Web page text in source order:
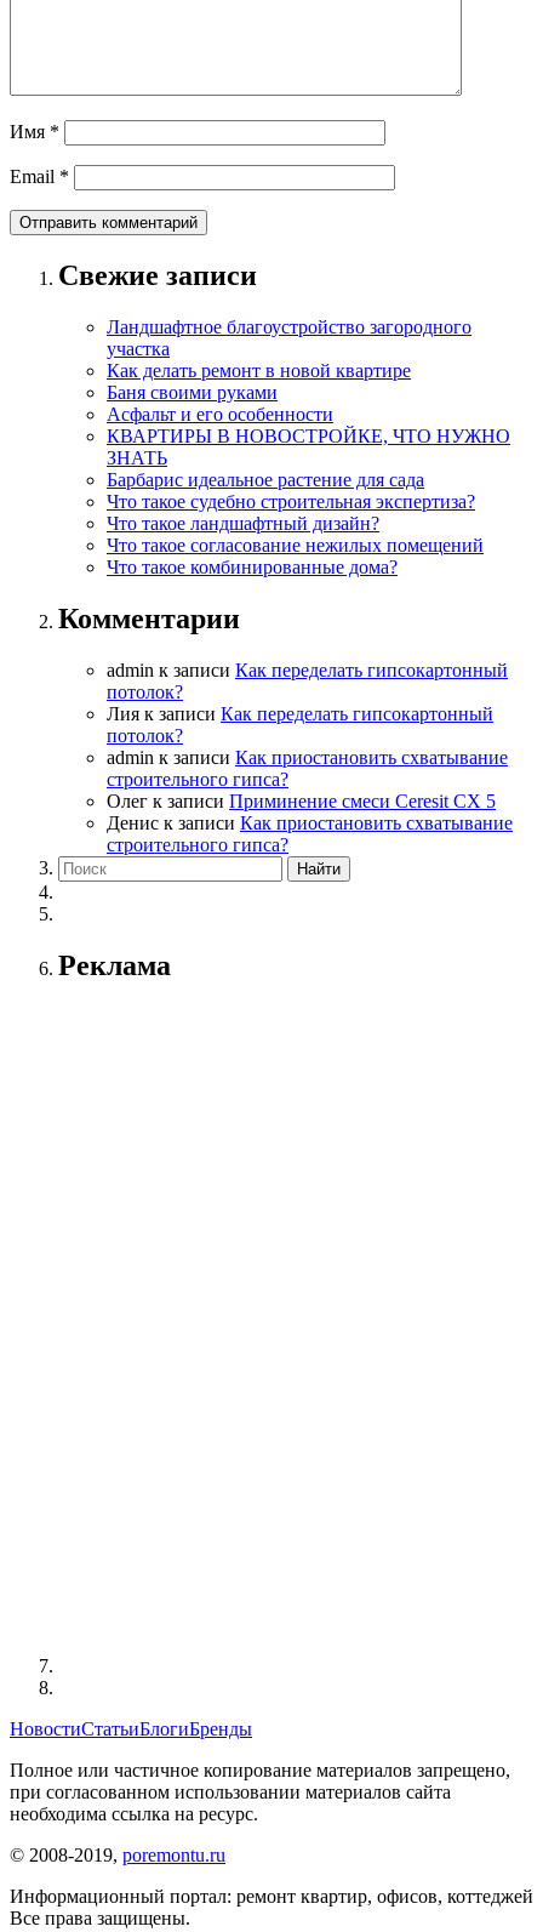
Имя *
Email *
Свежие записи
Ландшафтное благоустройство загородного
участка
Как делать ремонт в новой квартире
Баня своими руками
Асфальт и его особенности
КВАРТИРЫ В НОВОСТРОЙКЕ, ЧТО НУЖНО
ЗНАТЬ
Барбарис идеальное растение для сада
Что такое судебно строительная экспертиза?
Что такое ландшафтный дизайн?
Что такое согласование нежилых помещений
Что такое комбинированные дома?
Комментарии
admin к записи Как переделать гипсокартонный
потолок?
Лия к записи Как переделать гипсокартонный
потолок?
admin к записи Как приостановить схватывание
строительного гипса?
Олег к записи Приминение смеси Ceresit СХ 5
Денис к записи Как приостановить схватывание
строительного гипса?
Реклама
НовостиСтатьиБлогиБренды
Полное или частичное копирование материалов запрещено,
при согласованном использовании материалов сайта
необходима ссылка на ресурс.
© 2008-2019, poremontu.ru
Информационный портал: ремонт квартир, офисов, коттеджей
Все права защищены.